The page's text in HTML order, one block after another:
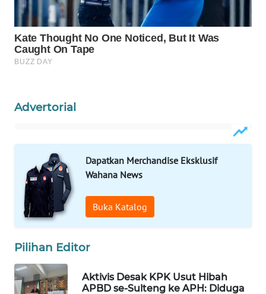
Advertorial
Dapatkan Merchandise Eksklusif
Wahana News
Buka Katalog
Pilihan Editor
Aktivis Desak KPK Usut Hibah
APBD se-Sulteng ke APH: Diduga
WAHANA
LISTRIK
WAHANANEWS
ID
WAHANANEWS
CO ID
WAHANANEWS
NET